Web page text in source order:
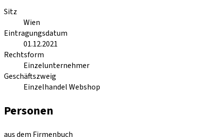
Sitz
Wien
Eintragungsdatum
01.12.2021
Rechtsform
Einzelunternehmer
Geschäftszweig
Einzelhandel Webshop
Personen
aus dem Firmenbuch